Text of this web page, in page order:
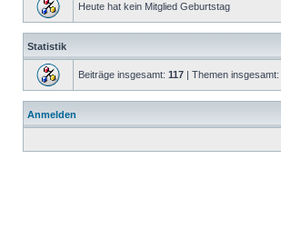
Heute hat kein Mitglied Geburtstag
Statistik
Beiträge insgesamt: 117 | Themen insgesamt:
Anmelden